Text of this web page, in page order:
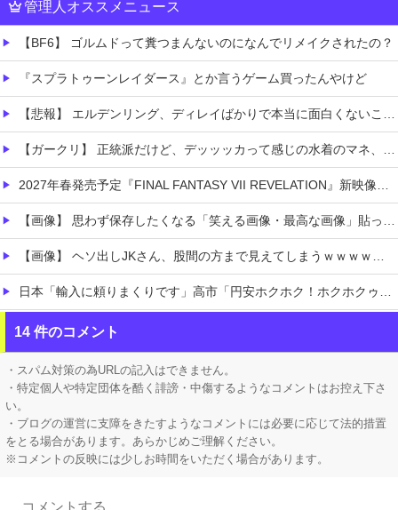
管理人オススメニュース
【BF6】 ゴルムドって糞つまんないのになんでリメイクされたの？
『スプラトゥーンレイダース』とか言うゲーム買ったんやけど
【悲報】 エルデンリング、ディレイばかりで本当に面白くないこのゲーム←賛同の声が多数…
【ガークリ】 正統派だけど、デッッッカって感じの水着のマネ、ラファエ口、セッシュウへの反応！！！
2027年春発売予定『FINAL FANTASY VII REVELATION』新映像が「gamescom Opening Night Live」で公開！8/26 午前3時配信予定
【画像】 思わず保存したくなる「笑える画像・最高な画像」貼っていけｗｗｗｗｗ
【画像】 ヘソ出しJKさん、股間の方まで見えてしまうｗｗｗｗｗｗｗｗｗ
日本「輸入に頼りまくりです」高市「円安ホクホク！ホクホクゥ！」←
ホロライブ「さくらみこ」妹にしたいと可愛がっていた後輩の水宮枢「みこ先輩怖かった」ゲスト出演したスバルの小屋で暴露！野うさぎ可哀想と怒る
【ホロライブ】 うーん実にラミィ
14 件のコメント
・スパム対策の為URLの記入はできません。
・特定個人や特定団体を酷く誹謗・中傷するようなコメントはお控え下さ
い。
・ブログの運営に支障をきたすようなコメントには必要に応じて法的措置
をとる場合があります。あらかじめご理解ください。
※コメントの反映には少しお時間をいただく場合があります。